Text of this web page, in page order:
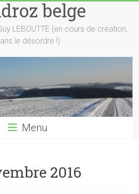
belge
LEBOUTTE (en cours de création,
le désordre !)
Menu
2016